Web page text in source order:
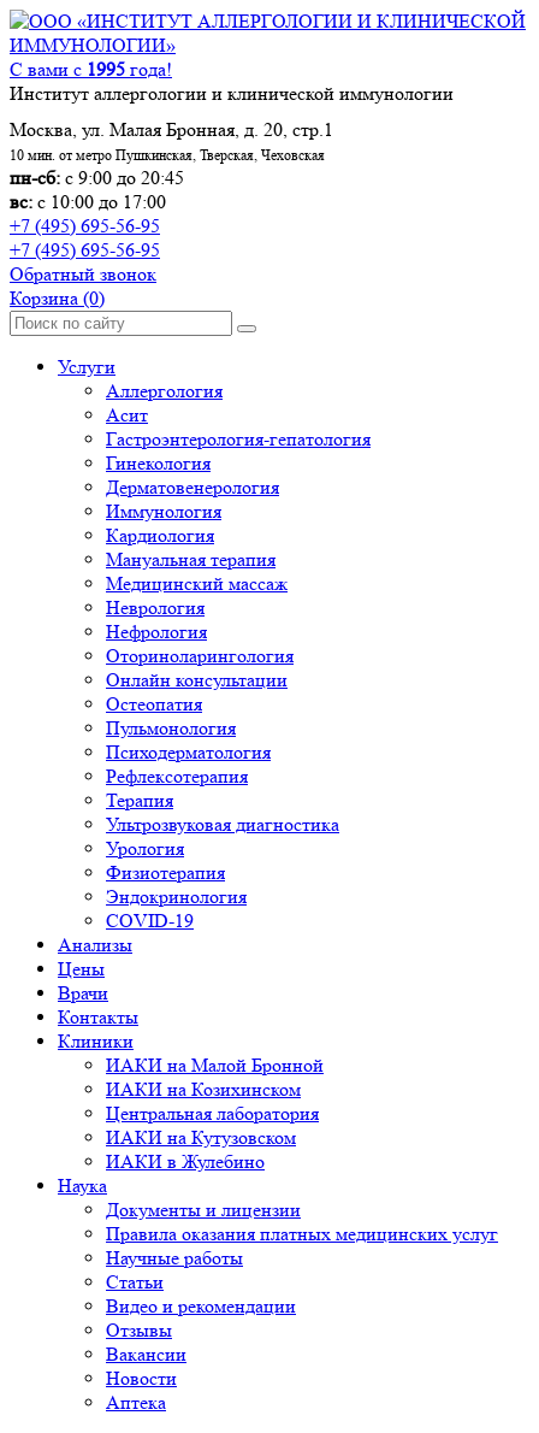
С вами с 1995 года!
Институт аллергологии и клинической иммунологии
Москва, ул. Малая Бронная, д. 20, стр.1
10 мин. от метро Пушкинская, Тверская, Чеховская
пн-сб: с 9:00 до 20:45
вс: с 10:00 до 17:00
+7 (495) 695-56-95
+7 (495) 695-56-95
Обратный звонок
Корзина (0)
Услуги
Аллергология
Асит
Гастроэнтерология-гепатология
Гинекология
Дерматовенерология
Иммунология
Кардиология
Мануальная терапия
Медицинский массаж
Неврология
Нефрология
Оториноларингология
Онлайн консультации
Остеопатия
Пульмонология
Психодерматология
Рефлексотерапия
Терапия
Ультрозвуковая диагностика
Урология
Физиотерапия
Эндокринология
COVID-19
Анализы
Цены
Врачи
Контакты
Клиники
ИАКИ на Малой Бронной
ИАКИ на Козихинском
Центральная лаборатория
ИАКИ на Кутузовском
ИАКИ в Жулебино
Наука
Документы и лицензии
Правила оказания платных медицинских услуг
Научные работы
Статьи
Видео и рекомендации
Отзывы
Вакансии
Новости
Аптека